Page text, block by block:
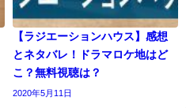
【ラジエーションハウス】感想
とネタバレ！ドラマロケ地はど
こ？無料視聴は？
2020年5月11日